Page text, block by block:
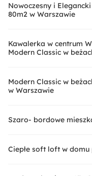
Nowoczesny i
80m2 w Warszawie
Kawalerka w centrum
Modern Classic w
Modern Classic w
w Warszawie
Szaro- bordowe
Ciepłe soft loft w domu